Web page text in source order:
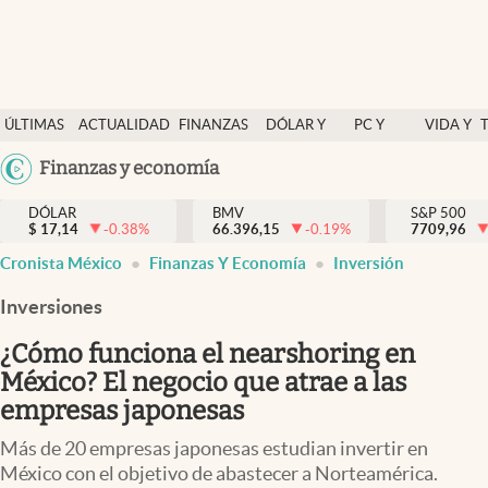
ÚLTIMAS
NOTICIAS
ACTUALIDAD
FINANZAS
DÓLAR Y
PC Y
VIDA Y
México
Finanzas y economía
Actualidad
Finanzas y economía
Dólar y mercados
Pc y celular
Vida y estilo
Tv
DÓLAR
$ 17,14 -0.38%
BMV
66.396,15
-0.19%
S&P 500
7709,96
Cronista México Finanzas Y Economía Inversión
Inversiones
¿Cómo funciona el nearshoring en
México? El negocio que atrae a las
empresas japonesas
Más de 20 empresas japonesas estudian invertir en
México con el objetivo de abastecer a Norteamérica.